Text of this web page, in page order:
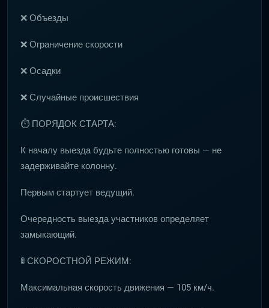
❌ Объезды
❌ Ограничение скорости
❌ Осадки
❌ Случайные происшествия
⏱ ПОРЯДОК СТАРТА:
К началу выезда будьте полностью готовы — не
задерживайте колонну.
Первым стартует ведущий.
Очередность выезда участников определяет
замыкающий.
🚦 СКОРОСТНОЙ РЕЖИМ:
Максимальная скорость движения — 105 км/ч.